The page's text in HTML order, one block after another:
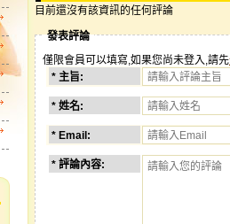
目前還沒有該資訊的任何評論
發表評論
僅限會員可以填寫,如果您尚未登入,請先
* 主旨:
* 姓名:
* Email:
* 評論內容: